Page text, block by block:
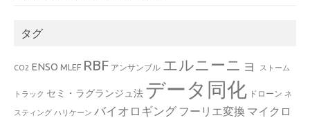
タグ
CO2 ENSO MLEF RBF アンサンブル エルニーニョ ストーム
トラック セミ・ラグランジュ法 データ同化 ドローン ネ
スティング ハリケーン バイオロギング フーリエ変換 マイクロ